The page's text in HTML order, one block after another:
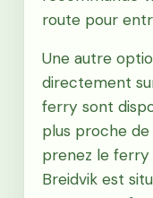
route pour
Une autre
directement
ferry sont
plus proche de
prenez le ferry
Breidvik est